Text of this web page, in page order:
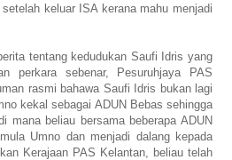
keluar ISA kerana mahu menjadi
tentang kedudukan Saufi Idris yang
perkara sebenar, Pesuruhjaya PAS
rasmi bahawa Saufi Idris bukan lagi
kekal sebagai ADUN Bebas sehingga
mana beliau bersama beberapa ADUN
Umno dan menjadi dalang kepada
Kerajaan PAS Kelantan, beliau telah